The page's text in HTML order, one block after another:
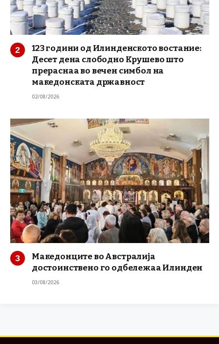
123 години од Илинденското востание:
Десет дена слободно Крушево што
прераснаа во вечен симбол на
македонската државност
02/08/2026
Македонците во Австралија
достоинствено го одбележаа Илинден
03/08/2026